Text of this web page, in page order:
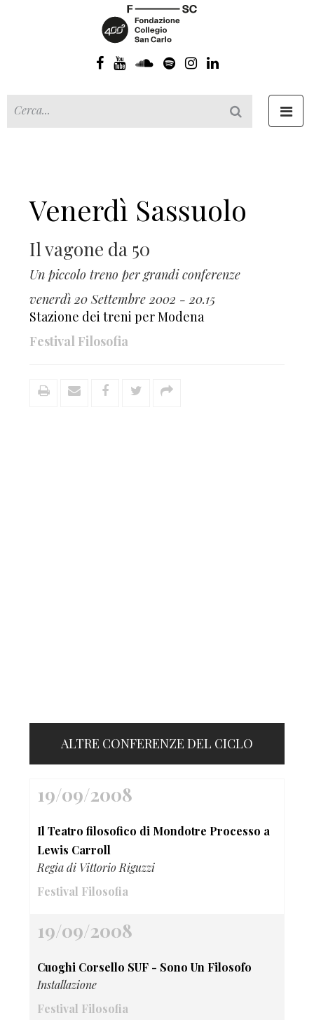
Venerdì Sassuolo
Il vagone da 50
Un piccolo treno per grandi conferenze
venerdì 20 Settembre 2002 - 20.15
Stazione dei treni per Modena
Festival Filosofia
ALTRE CONFERENZE DEL CICLO
19/09/2008
Il Teatro filosofico di Mondotre Processo a
Lewis Carroll
Regia di Vittorio Riguzzi
Festival Filosofia
19/09/2008
Cuoghi Corsello SUF - Sono Un Filosofo
Installazione
Festival Filosofia